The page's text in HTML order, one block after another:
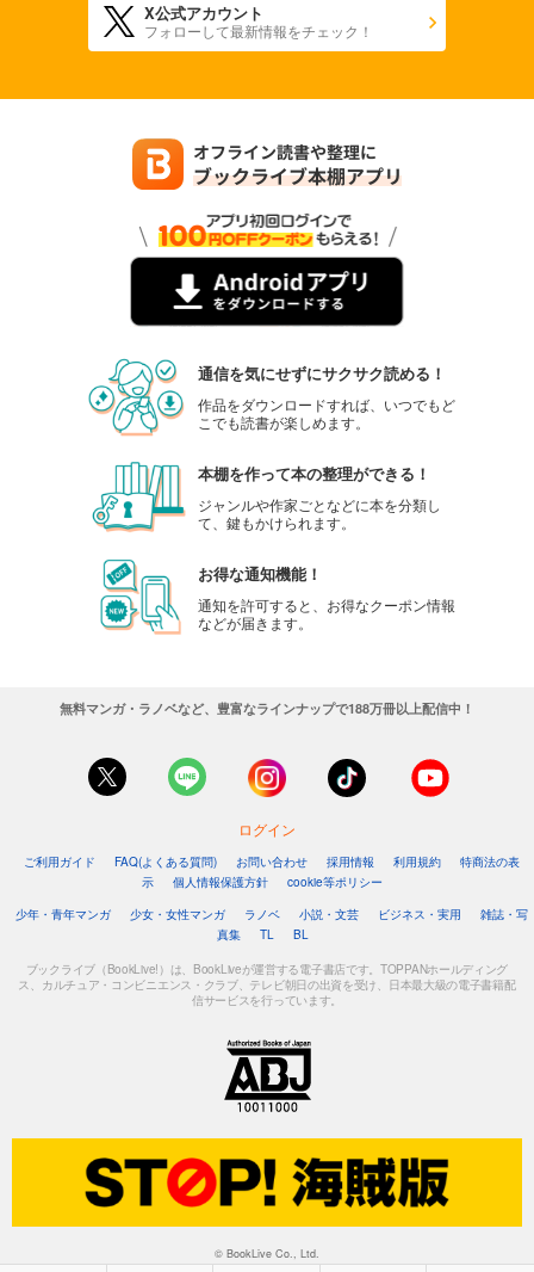
X公式アカウント
フォローして最新情報をチェック！
通信を気にせずにサクサク読める！
作品をダウンロードすれば、いつでもど
こでも読書が楽しめます。
本棚を作って本の整理ができる！
ジャンルや作家ごとなどに本を分類し
て、鍵もかけられます。
お得な通知機能！
通知を許可すると、お得なクーポン情報
などが届きます。
無料マンガ・ラノベなど、豊富なラインナップで188万冊以上配信中！
ログイン
ご利用ガイド FAQ(よくある質問) お問い合わせ 採用情報 利用規約
特商法の表
示
個人情報保護方針
cookie等ポリシー
少年・青年マンガ
少女・女性マンガ ラノベ 小説・文芸 ビジネス・実用
雑誌・写
真集
TL BL
ブックライブ（BookLive!）は、BookLiveが運営する電子書店です。TOPPANホールディング
ス、カルチュア・コンビニエンス・クラブ、テレビ朝日の出資を受け、日本最大級の電子書籍配
信サービスを行っています。
© BookLive Co., Ltd.